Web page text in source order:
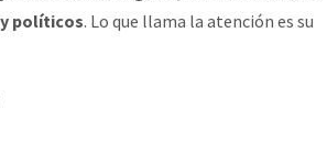
políticos. Lo que llama la atención es su